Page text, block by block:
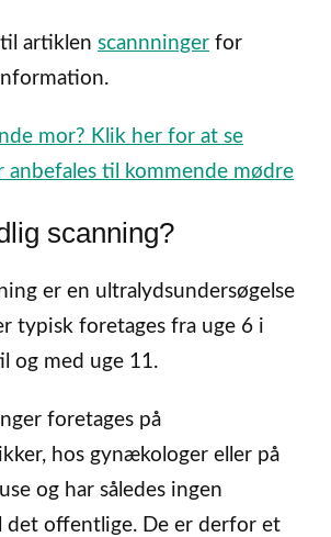
artiklen scannninger for
mor? Klik her for at se
anbefales til kommende mødre
scanning?
er en ultralydsundersøgelse
typisk foretages fra uge 6 i
og med uge 11.
foretages på
hos gynækologer eller på
og har således ingen
det offentlige. De er derfor et